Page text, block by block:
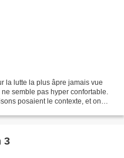
la lutte la plus âpre jamais vue
semble pas hyper confortable.
posaient le contexte, et on
3